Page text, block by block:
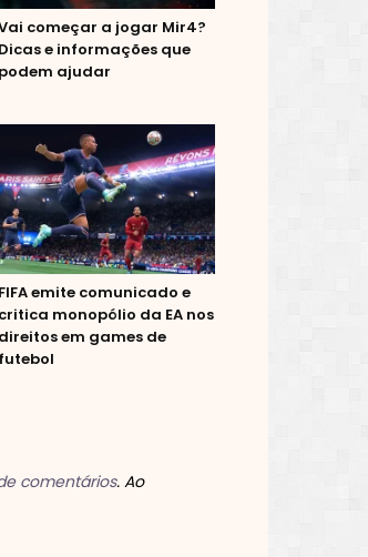
começar a jogar Mir4?
Dicas e informações que
podem ajudar
FIFA emite comunicado e
critica monopólio da EA nos
direitos em games de
futebol
comentários. Ao